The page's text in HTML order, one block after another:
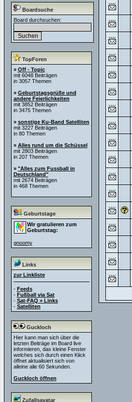
Boardsuche
Board durchsuchen:
TopForen
» Off - Topic
mit 6048 Beiträgen
in 3057 Themen
» Geburtstagsgrüße und
andere Feierlichkeiten
mit 3852 Beiträgen
in 3475 Themen
» sonstige Ku-Band Satelliten
mit 3227 Beiträgen
in 80 Themen
» Alles rund um die Schüssel
mit 2803 Beiträgen
in 207 Themen
» "Alles zum Fussball in
Deutschland"
mit 2674 Beiträgen
in 468 Themen
Geburtstage
Wir gratulieren zum
Geburtstag:
gnoomy
Links
zur Linkliste
- Feeds
- Fußball via Sat
- Sat-FAQ + Links
- Satelliten
Guckloch
Hier kann man sich über die
letzten Beiträge im Board live
informieren, das kleine Fenster
welches sich durch einen Klick
öffnet aktualisiert sich von
alleine alle 60 Sekunden.
Guckloch öffnen
Zufallsavatar